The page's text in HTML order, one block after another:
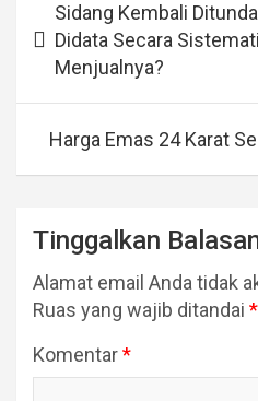
posSidang Kembali
Didata Secara
Menjualnya?
Harga Emas 24 Karat
Tinggalkan
Alamat email Anda tidak
Ruas yang wajib ditandai *
Komentar*